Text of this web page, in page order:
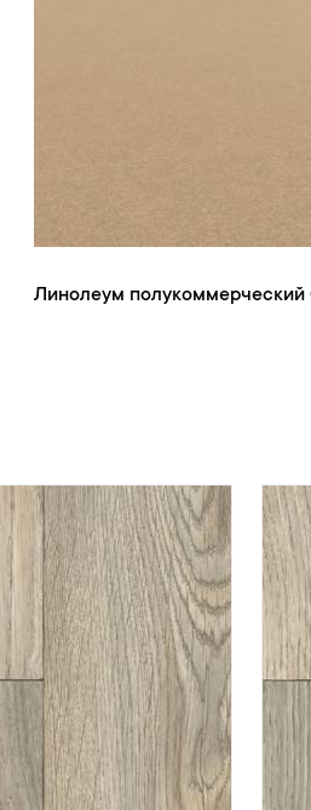
Линолеум полукоммерческий